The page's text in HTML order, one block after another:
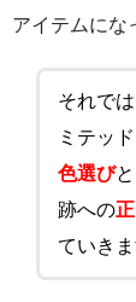
アイテムにな
それで
ミテッ
色選びと
跡への
ていきま